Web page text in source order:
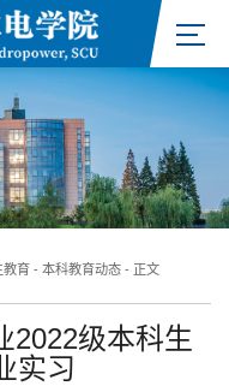
教育 - 本科教育动态 - 正文
2022级本科生
实习